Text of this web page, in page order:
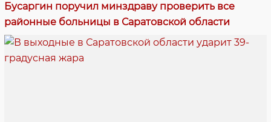
Бусаргин поручил минздраву проверить все
районные больницы в Саратовской области